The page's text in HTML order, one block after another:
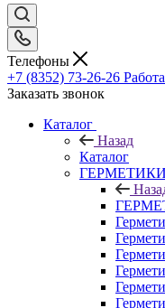
Телефоны
+7 (8352) 73-26-26
Заказать звонок
Каталог
Назад
Каталог